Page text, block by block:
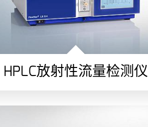
HPLC放射性流量检测仪